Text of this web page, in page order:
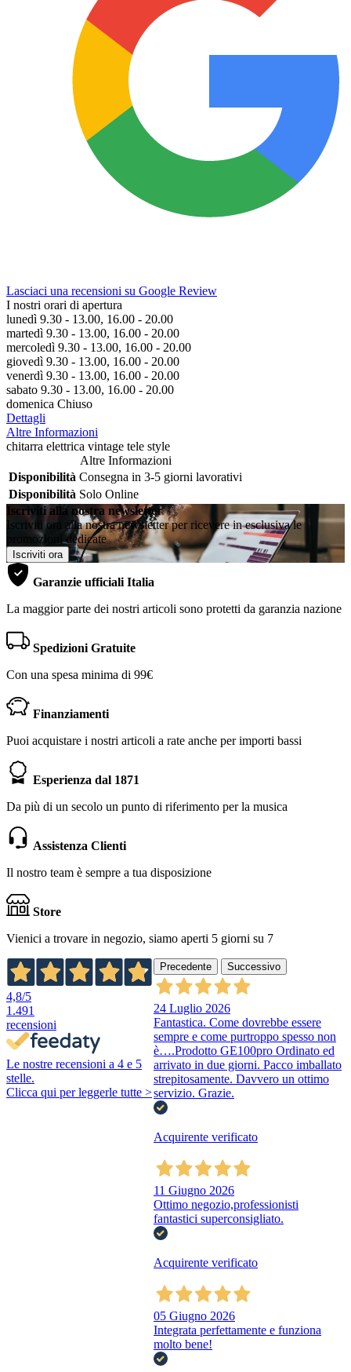
Lasciaci una recensioni su Google Review
I nostri orari di apertura
lunedì 9.30 - 13.00, 16.00 - 20.00
martedì 9.30 - 13.00, 16.00 - 20.00
mercoledì 9.30 - 13.00, 16.00 - 20.00
giovedì 9.30 - 13.00, 16.00 - 20.00
venerdì 9.30 - 13.00, 16.00 - 20.00
sabato 9.30 - 13.00, 16.00 - 20.00
domenica Chiuso
Dettagli
Altre Informazioni
chitarra elettrica vintage tele style
Altre Informazioni
Disponibilità Consegna in 3-5 giorni lavorativi
Disponibilità Solo Online
Iscriviti alla nostra newsletter
Iscriviti ora alla nostra newsletter per ricevere in esclusiva le
promozioni dedicate
Iscriviti ora
Garanzie ufficiali Italia
La maggior parte dei nostri articoli sono protetti da garanzia nazione
Spedizioni Gratuite
Con una spesa minima di 99€
Finanziamenti
Puoi acquistare i nostri articoli a rate anche per importi bassi
Esperienza dal 1871
Da più di un secolo un punto di riferimento per la musica
Assistenza Clienti
Il nostro team è sempre a tua disposizione
Store
Vienici a trovare in negozio, siamo aperti 5 giorni su 7
4,8/5
1.491
recensioni
Le nostre recensioni a 4 e 5
stelle.
Clicca qui per leggerle tutte >
Precedente Successivo
24 Luglio 2026
Fantastica. Come dovrebbe essere
sempre e come purtroppo spesso non
è….Prodotto GE100pro Ordinato ed
arrivato in due giorni. Pacco imballato
strepitosamente. Davvero un ottimo
servizio. Grazie.
Acquirente verificato
11 Giugno 2026
Ottimo negozio,professionisti
fantastici superconsigliato.
Acquirente verificato
05 Giugno 2026
Integrata perfettamente e funziona
molto bene!